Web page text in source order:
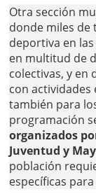
Otra sección
donde miles de
deportiva en
en multitud de
colectivas, y en
con actividades
también para
programación
organizados
Juventud y
población
específicas